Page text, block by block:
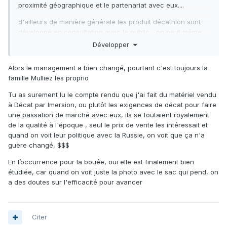
proximité géographique et le partenariat avec eux....
d'ailleurs de manière générale les produit décathlon sont
développé en consultation avec le public... on peut même
participer et se faire une idée de ce qu'il y a dans les
Développer
Alors le management a bien changé, pourtant c'est toujours la
famille Mulliez les proprio
Tu as surement lu le compte rendu que j'ai fait du matériel vendu
à Décat par Imersion, ou plutôt les exigences de décat pour faire
une passation de marché avec eux, ils se foutaient royalement
de la qualité à l'époque , seul le prix de vente les intéressait et
quand on voit leur politique avec la Russie, on voit que ça n'a
guère changé, $$$
En l’occurrence pour la bouée, oui elle est finalement bien
étudiée, car quand on voit juste la photo avec le sac qui pend, on
a des doutes sur l'efficacité pour avancer
Citer